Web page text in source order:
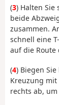
(3) Halten Sie
beide
zusammen.
schnell eine
auf die Route
(4) Biegen
Kreuzung mit
rechts ab,